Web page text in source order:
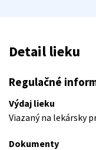
Detail lieku
Regulačné
Výdaj lieku
Viazaný na lekársky
Dokumenty